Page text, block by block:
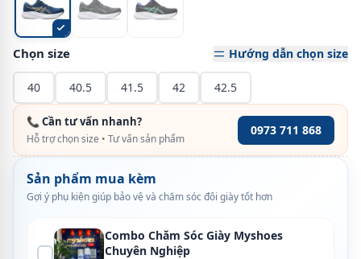
Chọn size Hướng dẫn chọn size
40 40.5 41.5 42 42.5
📞 Cần tư vấn nhanh?
Hỗ trợ chọn size • Tư vấn sản phẩm
0973 711 868
Sản phẩm mua kèm
Gợi ý phụ kiện giúp bảo vệ và chăm sóc đôi giày tốt hơn
Combo Chăm Sóc Giày Myshoes
Chuyên Nghiệp